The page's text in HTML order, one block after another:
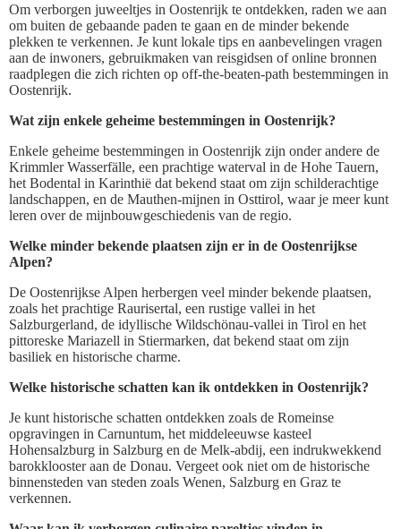
Om verborgen juweeltjes in Oostenrijk te ontdekken, raden we aan
om buiten de gebaande paden te gaan en de minder bekende
plekken te verkennen. Je kunt lokale tips en aanbevelingen vragen
aan de inwoners, gebruikmaken van reisgidsen of online bronnen
raadplegen die zich richten op off-the-beaten-path bestemmingen in
Oostenrijk.
Wat zijn enkele geheime bestemmingen in Oostenrijk?
Enkele geheime bestemmingen in Oostenrijk zijn onder andere de
Krimmler Wasserfälle, een prachtige waterval in de Hohe Tauern,
het Bodental in Karinthië dat bekend staat om zijn schilderachtige
landschappen, en de Mauthen-mijnen in Osttirol, waar je meer kunt
leren over de mijnbouwgeschiedenis van de regio.
Welke minder bekende plaatsen zijn er in de Oostenrijkse
Alpen?
De Oostenrijkse Alpen herbergen veel minder bekende plaatsen,
zoals het prachtige Raurisertal, een rustige vallei in het
Salzburgerland, de idyllische Wildschönau-vallei in Tirol en het
pittoreske Mariazell in Stiermarken, dat bekend staat om zijn
basiliek en historische charme.
Welke historische schatten kan ik ontdekken in Oostenrijk?
Je kunt historische schatten ontdekken zoals de Romeinse
opgravingen in Carnuntum, het middeleeuwse kasteel
Hohensalzburg in Salzburg en de Melk-abdij, een indrukwekkend
barokklooster aan de Donau. Vergeet ook niet om de historische
binnensteden van steden zoals Wenen, Salzburg en Graz te
verkennen.